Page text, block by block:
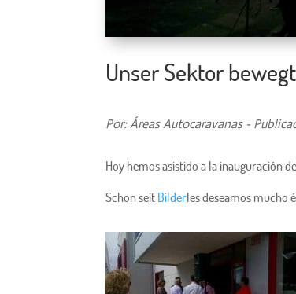
Unser Sektor
Por: Áreas Autocaravanas -
Hoy hemos asistido a la inauguración
Schon seit Bilderles deseamos mucho